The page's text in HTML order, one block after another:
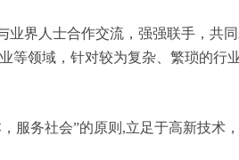
业界人士合作交流，强强联手，共
等领域，针对较为复杂、繁琐的
服务社会”的原则,立足于高新技